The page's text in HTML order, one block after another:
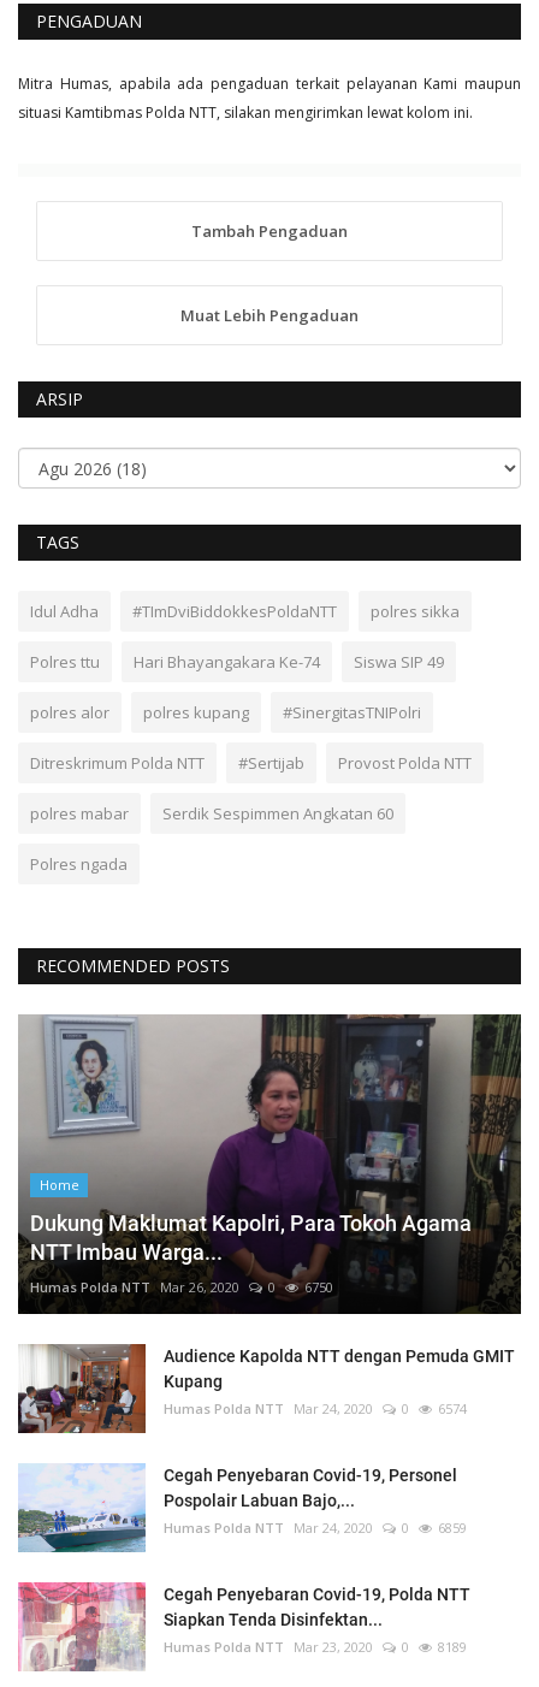
PENGADUAN
Mitra Humas, apabila ada pengaduan terkait pelayanan Kami maupun
situasi Kamtibmas Polda NTT, silakan mengirimkan lewat kolom ini.
Tambah Pengaduan
Muat Lebih Pengaduan
ARSIP
TAGS
Idul Adha #TImDviBiddokkesPoldaNTT polres sikka
Polres ttu Hari Bhayangakara Ke-74 Siswa SIP 49
polres alor polres kupang #SinergitasTNIPolri
Ditreskrimum Polda NTT #Sertijab Provost Polda NTT
polres mabar Serdik Sespimmen Angkatan 60
Polres ngada
RECOMMENDED POSTS
Home
Dukung Maklumat Kapolri, Para Tokoh Agama
NTT Imbau Warga...
Humas Polda NTT Mar 26, 2020 0 6750
Audience Kapolda NTT dengan Pemuda GMIT
Kupang
Humas Polda NTT Mar 24, 2020 0 6574
Cegah Penyebaran Covid-19, Personel
Pospolair Labuan Bajo,...
Humas Polda NTT Mar 24, 2020 0 6859
Cegah Penyebaran Covid-19, Polda NTT
Siapkan Tenda Disinfektan...
Humas Polda NTT Mar 23, 2020 0 8189